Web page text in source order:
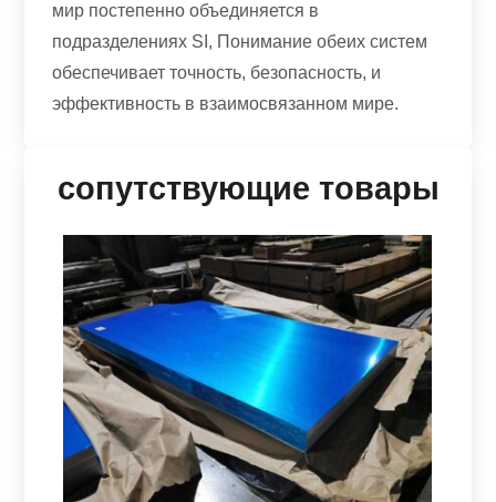
мир постепенно объединяется в
подразделениях SI, Понимание обеих систем
обеспечивает точность, безопасность, и
эффективность в взаимосвязанном мире.
сопутствующие товары